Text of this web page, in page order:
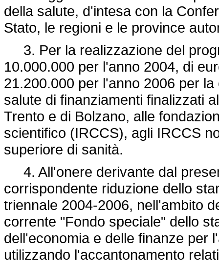
della salute, d'intesa con la
Stato, le regioni e le province
3. Per la realizzazione del
10.000.000 per l'anno 2004, di
21.200.000 per l'anno 2006 per
salute di finanziamenti finalizzati
Trento e di Bolzano, alle
scientifico (IRCCS), agli IRCCS
superiore di sanità.
4. All'onere derivante dal
corrispondente riduzione dello
triennale 2004-2006, nell'ambito
corrente "Fondo speciale" dello
dell'economia e delle finanze per
utilizzando l'accantonamento